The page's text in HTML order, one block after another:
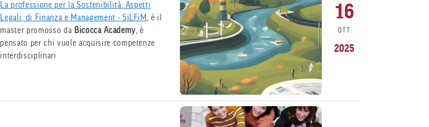
La professione per la Sostenibilità: Aspetti
Legali, di Finanza e Management - SiLFiM
, è il
master promosso da Bicocca Academy, è
pensato per chi vuole acquisire competenze
interdisciplinari
16
OTT
2025